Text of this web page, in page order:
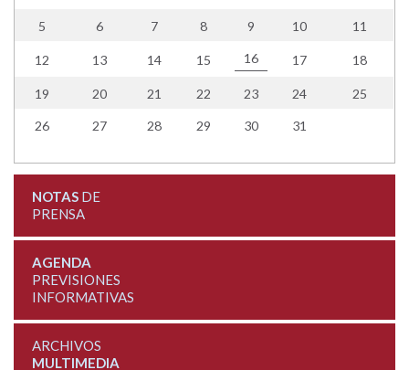
5 6 7 8 9 10 11
12 13 14 15 16 17 18
19 20 21 22 23 24 25
26 27 28 29 30 31
NOTASDE
PRENSA
AGENDA
PREVISIONES
INFORMATIVAS
ARCHIVOS
MULTIMEDIA